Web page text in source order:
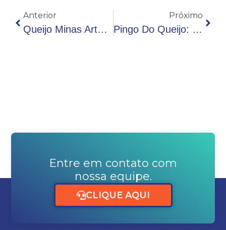
Anterior
Queijo Minas Artesanal: Vale A Pena Investir Nesse Mercado?
Próximo
Pingo Do Queijo: O Principal Ingrediente Da Produção Artesanal
Entre em contato com
nossa equipe.
CLIQUE AQUI